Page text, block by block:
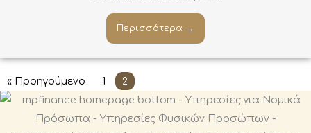
Περισσότερα →
« Προηγούμενο 1 2